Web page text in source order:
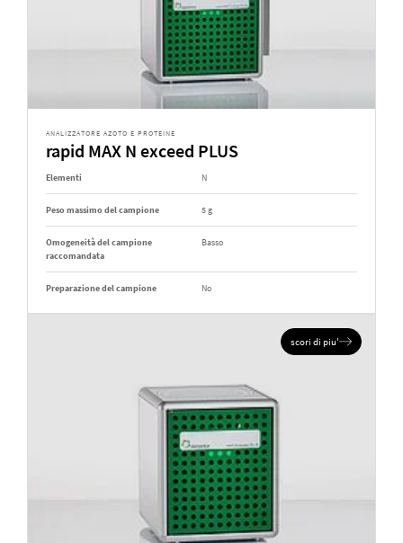
ANALIZZATORE AZOTO E PROTEINE
rapid MAX N exceed PLUS
Elementi N
Peso massimo del campione 5 g
Omogeneità del campione
raccomandata
Basso
Preparazione del campione No
scori di piu'